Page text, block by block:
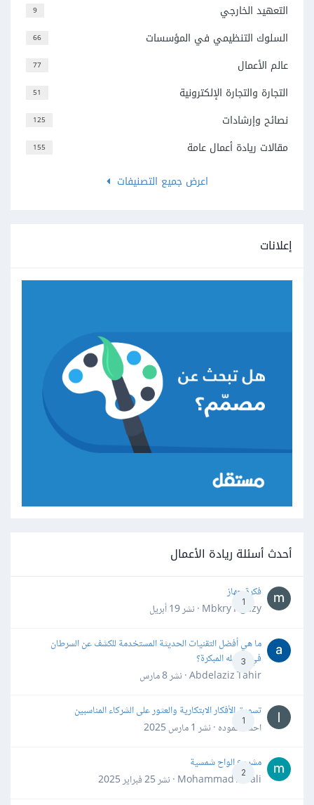
9 التعهيد الخارجي
66 السلوك التنظيمي في المؤسسات
77 عالم الأعمال
51 التجارة والتجارة الإلكترونية
125 نصائح وإرشادات
155
مقالات ريادة أعمال عامة
اعرض جميع التصنيفات
إعلانات
أحدث أسئلة ريادة الأعمال
1
فكرة جهاز
Mbkry Hgazy · نشر
19 أبريل
3
ما هي أفضل التقنيات الحديثة المستخدمة للكشف عن السرطان
في مراحله المبكرة؟
Abdelaziz Tahir · نشر
8 مارس
1
تسويق الأفكار الابتكارية والعثور على الشركاء المناسبين
احمد حموده · نشر 1 مارس 2025
2
مشروع الواح شمسية
Mohammad Awali · نشر
25 فبراير 2025